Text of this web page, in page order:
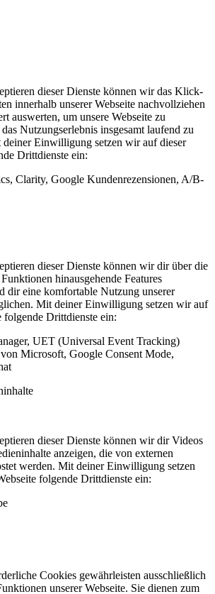
dieser Dienste können wir das Klick-
innerhalb unserer Webseite nachvollziehen
auswerten, um unsere Webseite zu
Nutzungserlebnis insgesamt laufend zu
deiner Einwilligung setzen wir auf dieser
Drittdienste ein:
Clarity, Google Kundenrezensionen, A/B-
dieser Dienste können wir dir über die
hinausgehende Features
dir eine komfortable Nutzung unserer
Mit deiner Einwilligung setzen wir auf
folgende Drittdienste ein:
UET (Universal Event Tracking)
Microsoft, Google Consent Mode,
dieser Dienste können wir dir Videos
anzeigen, die von externen
werden. Mit deiner Einwilligung setzen
folgende Drittdienste ein:
Cookies gewährleisten ausschließlich
unserer Webseite. Sie dienen zum